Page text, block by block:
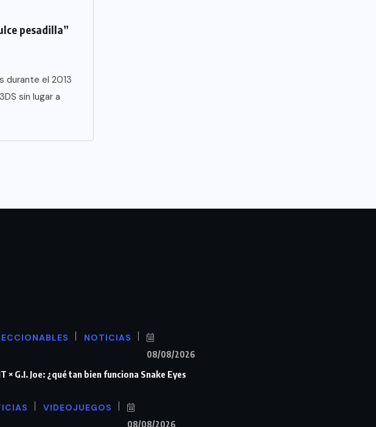
pesadilla”
durante el 2013
sin lugar a
NOTICIAS
08/08/2026
× G.I. Joe: ¿qué tan bien funciona Snake Eyes
VIDEOJUEGOS
08/08/2026